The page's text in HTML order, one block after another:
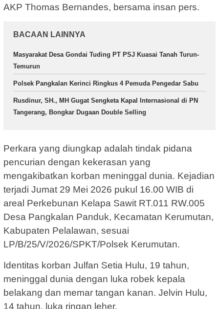
AKP Thomas Bernandes, bersama insan pers.
BACAAN LAINNYA
Masyarakat Desa Gondai Tuding PT PSJ Kuasai Tanah Turun-
Temurun
Polsek Pangkalan Kerinci Ringkus 4 Pemuda Pengedar Sabu
Rusdinur, SH., MH Gugat Sengketa Kapal Internasional di PN
Tangerang, Bongkar Dugaan Double Selling
Perkara yang diungkap adalah tindak pidana
pencurian dengan kekerasan yang
mengakibatkan korban meninggal dunia. Kejadian
terjadi Jumat 29 Mei 2026 pukul 16.00 WIB di
areal Perkebunan Kelapa Sawit RT.011 RW.005
Desa Pangkalan Panduk, Kecamatan Kerumutan,
Kabupaten Pelalawan, sesuai
LP/B/25/V/2026/SPKT/Polsek Kerumutan.
Identitas korban Julfan Setia Hulu, 19 tahun,
meninggal dunia dengan luka robek kepala
belakang dan memar tangan kanan. Jelvin Hulu,
14 tahun, luka ringan leher.